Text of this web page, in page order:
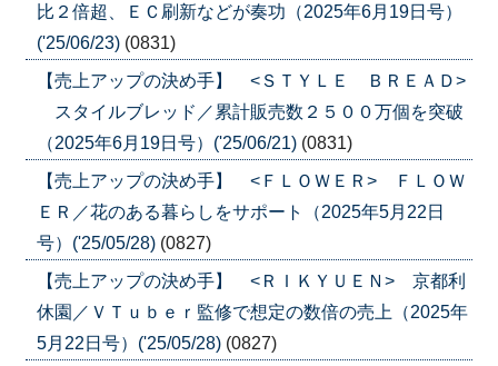
比２倍超、ＥＣ刷新などが奏功（2025年6月19日号）
('25/06/23) (0831)
【売上アップの決め手】 <ＳＴＹＬＥ ＢＲＥＡＤ>
スタイルブレッド／累計販売数２５００万個を突破
（2025年6月19日号）('25/06/21) (0831)
【売上アップの決め手】 <ＦＬＯＷＥＲ> ＦＬＯＷ
ＥＲ／花のある暮らしをサポート（2025年5月22日
号）('25/05/28) (0827)
【売上アップの決め手】 <ＲＩＫＹＵＥＮ> 京都利
休園／ＶＴｕｂｅｒ監修で想定の数倍の売上（2025年
5月22日号）('25/05/28) (0827)